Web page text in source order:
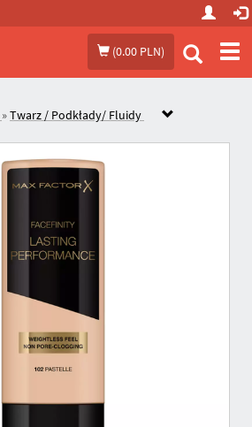
(0.00 PLN)
»Twarz / Podkłady/ Fluidy